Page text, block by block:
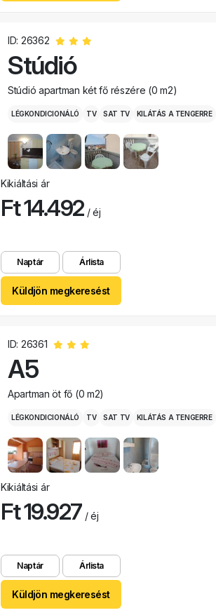
ID: 26362
Stúdió
Stúdió apartman két fő részére (0 m2)
LÉGKONDICIONÁLÓ TV SAT TV KILÁTÁS A TENGERRE
Kikiáltási ár
Ft 14.492 / éj
Naptár Árlista
Küldjön megkeresést
ID: 26361
A5
Apartman öt fő (0 m2)
LÉGKONDICIONÁLÓ TV SAT TV KILÁTÁS A TENGERRE
Kikiáltási ár
Ft 19.927 / éj
Naptár Árlista
Küldjön megkeresést